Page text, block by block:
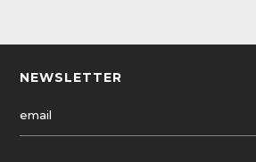
NEWSLETTER